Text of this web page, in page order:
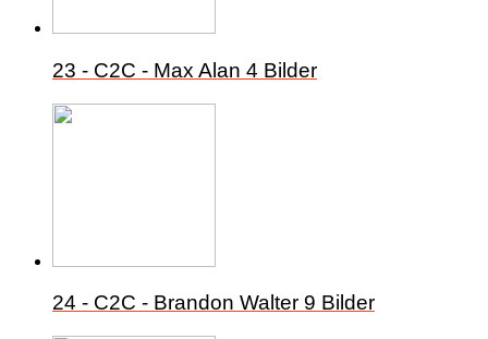
23 - C2C - Max Alan 4 Bilder
24 - C2C - Brandon Walter 9 Bilder